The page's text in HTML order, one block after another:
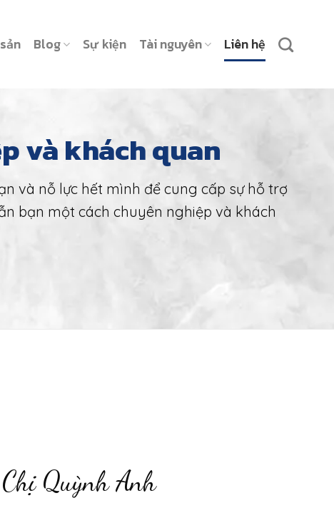
Blog Sự kiện Tài nguyên Liên hệ
và khách quan
và nỗ lực hết mình để cung cấp sự hỗ trợ
bạn một cách chuyên nghiệp và khách
Chị Quỳnh Anh